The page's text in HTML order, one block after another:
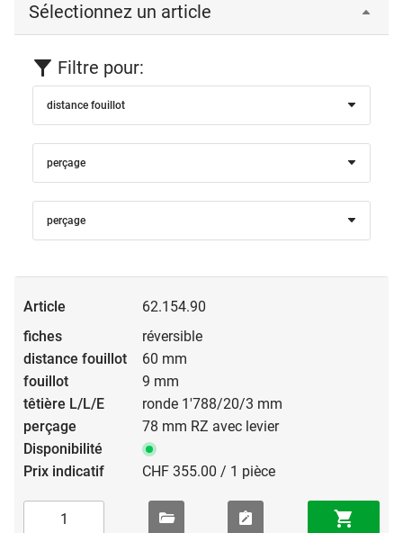
Sélectionnez un article
Filtre pour:
distance fouillot
perçage
perçage
62.154.90
réversible
60 mm
9 mm
ronde 1'788/20/3 mm
78 mm RZ avec levier
CHF 355.00 / 1 pièce